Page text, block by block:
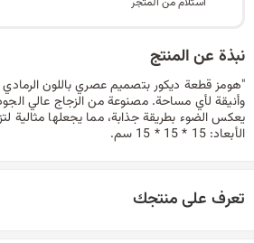
نبذة عن المنتج
"هومز قطعة ديكور بتصميم عصري باللون
وأنيقة لأي مساحة. مصنوعة من الزجاج عالي
يعكس الضوء بطريقة جذابة، مما يجعلها مثالية
الأبعاد: 15 * 15 * 15 سم.
تعرف على منتجك